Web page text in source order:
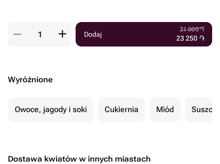
Dodaj
31 000֏
23 250 ֏
Wyróżnione
Owoce, jagody i soki Cukiernia Miód
Dostawa kwiatów w innych miastach